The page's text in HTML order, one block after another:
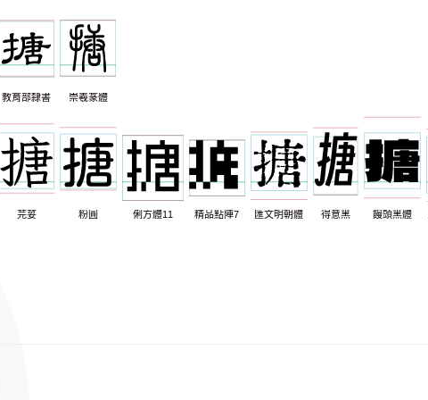
教育部隸書 崇羲篆體
芫荽 粉圓 俐方體11 精品點陣7 匯文明朝體 得意黑 饅頭黑體